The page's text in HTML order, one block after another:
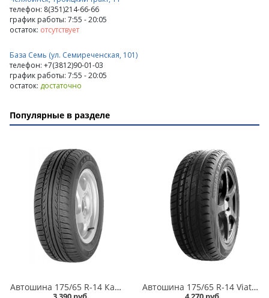
телефон: 8(351)214-66-66
график работы: 7:55 - 20:05
остаток: отсутствует
База Семь (ул. Семиреченская, 101)
телефон: +7(3812)90-01-03
график работы: 7:55 - 20:05
остаток: достаточно
Популярные в разделе
Автошина 175/65 R-14 Кама Breeze (НК-132) 82H в Кургане Автошина 175/65 R-14 Viatti Strada Asimmetrico V-130 82H в Кургане